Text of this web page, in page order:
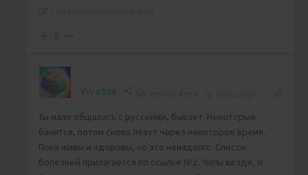
8
Viva888 Alina
Ты мало общалась с русскими, бывает. Некоторые
банятся, потом снова лезут через некоторое время.
Пока живы и здоровы, но это ненадолго. Список
болезней прилагается по ссылке №2. Чипы везде, и